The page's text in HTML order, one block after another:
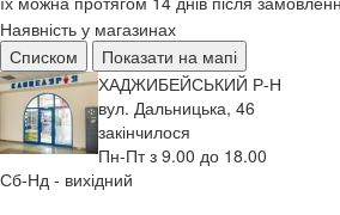
Наявність у магазинах
Списком
Показати на мапі
ХАДЖИБЕЙСЬКИЙ Р-Н
вул. Дальницька, 46
закінчилося
Пн-Пт з 9.00 до 18.00
Сб-Нд - вихідний